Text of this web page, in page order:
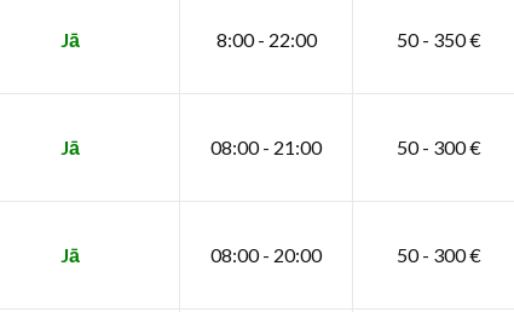
Jā 8:00 - 22:00 50 - 350 €
Jā 08:00 - 21:00 50 - 300 €
Jā 08:00 - 20:00 50 - 300 €